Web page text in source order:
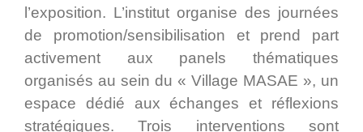
l’exposition. L’institut organise des journées
de promotion/sensibilisation et prend part
activement aux panels thématiques
organisés au sein du « Village MASAE », un
espace dédié aux échanges et réflexions
stratégiques. Trois interventions sont